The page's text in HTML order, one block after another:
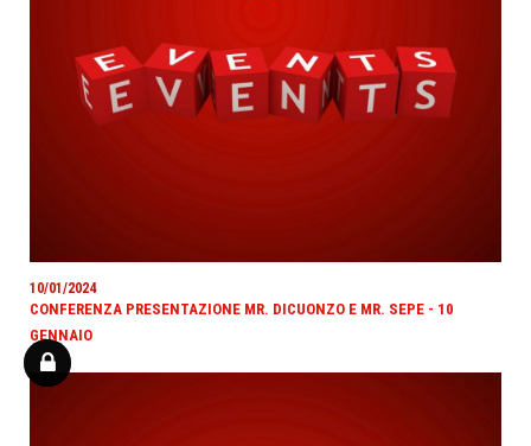
10/01/2024
CONFERENZA PRESENTAZIONE MR. DICUONZO E MR. SEPE - 10
GENNAIO